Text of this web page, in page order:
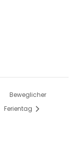
Beweglicher
Ferientag